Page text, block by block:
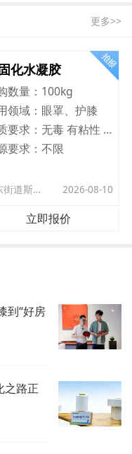
更多>>
化水凝胶
数量： 100kg
领域： 眼罩、护膝
要求：
无毒 有粘性 Q弹 韧性好
要求：不限
东街道斯村众杰路二号 2026-08-10
立即报价
到“好房
之路正